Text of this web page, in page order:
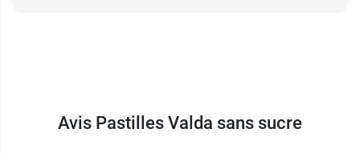
Avis Pastilles Valda sans sucre